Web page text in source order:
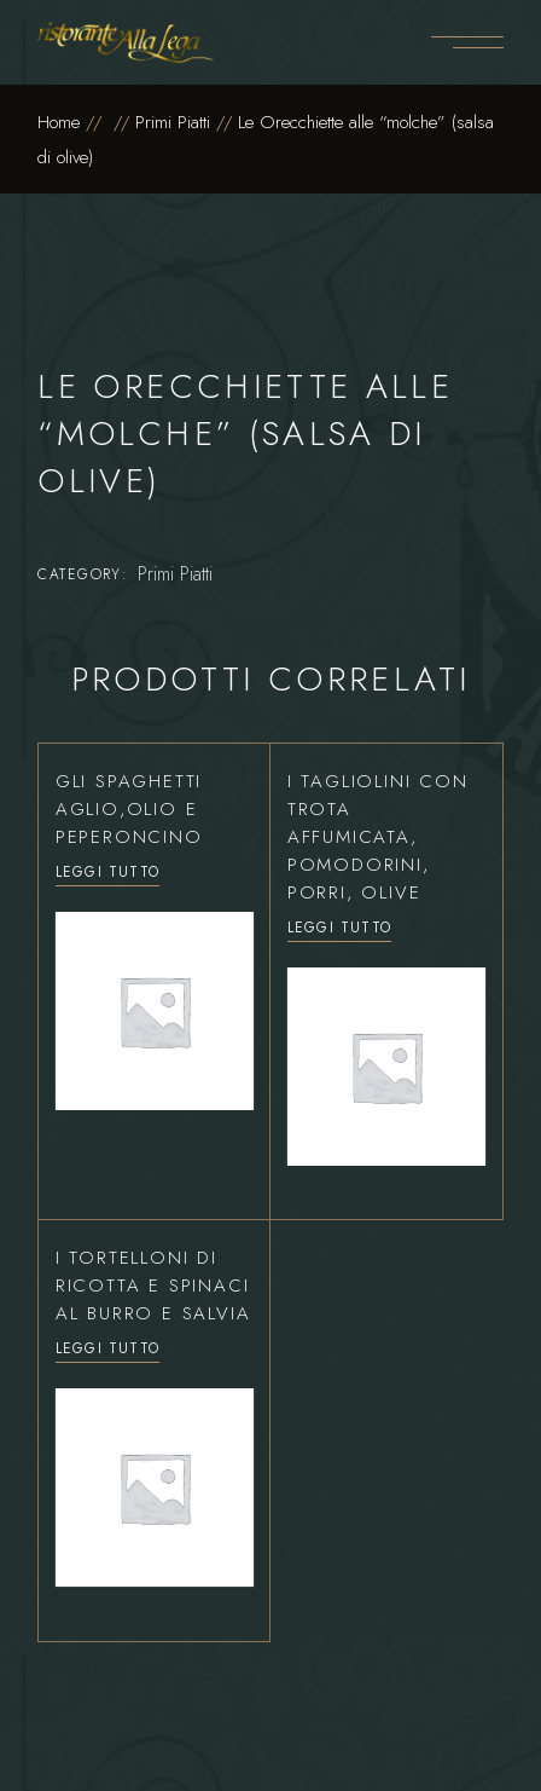
Home Primi Piatti
Le Orecchiette alle “molche” (salsa
di olive)
LE ORECCHIETTE ALLE
“MOLCHE” (SALSA DI
OLIVE)
CATEGORY: Primi Piatti
PRODOTTI CORRELATI
GLI SPAGHETTI
AGLIO,OLIO E
PEPERONCINO
LEGGI TUTTO
I TAGLIOLINI CON
TROTA
AFFUMICATA,
POMODORINI,
PORRI, OLIVE
LEGGI TUTTO
I TORTELLONI DI
RICOTTA E SPINACI
AL BURRO E SALVIA
LEGGI TUTTO